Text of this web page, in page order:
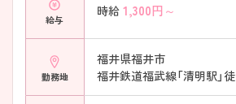
給与
時給 1,300円～
勤務地
福井県福井市
福井鉄道福武線「清明駅」